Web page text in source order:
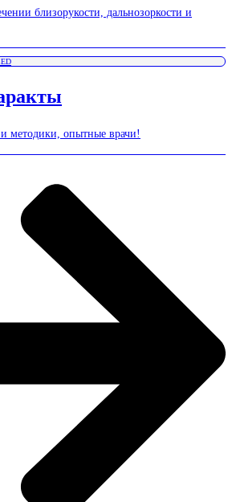
близорукости, дальнозоркости и
методики, опытные врачи!